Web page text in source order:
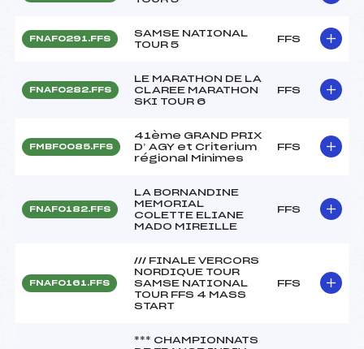
FNAF0291.FFS
SAMSE NATIONAL
TOUR 5
FFS
FNAF0282.FFS
LE MARATHON DE LA
CLAREE MARATHON
SKI TOUR 6
FFS
FMBF0085.FFS
41ème GRAND PRIX
D’ AGY et Criterium
régional Minimes
FFS
FNAF0182.FFS
LA BORNANDINE
MEMORIAL
COLETTE ELIANE
MADO MIREILLE
FFS
FNAF0161.FFS
/// FINALE VERCORS
NORDIQUE TOUR
SAMSE NATIONAL
TOUR FFS 4 MASS
START
FFS
*** CHAMPIONNATS